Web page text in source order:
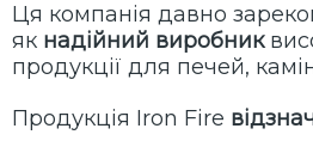
Ця компанія давно
як надійний виробник
продукції для печей,
Продукція Iron Fire